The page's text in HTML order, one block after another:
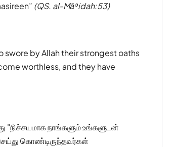
(QS. al-Māʾidah:53)
swore by Allah their strongest oaths
worthless, and they have
"நிச்சயமாக நாங்களும் உங்களுடன்
கொண்டிருந்தவர்கள்